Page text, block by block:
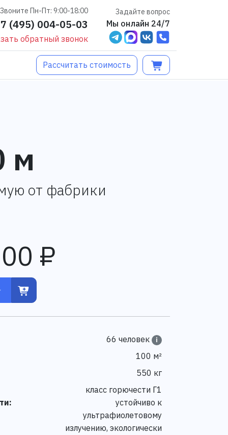
Звоните Пн-Пт: 9:00-18:00
(495) 004-05-03
обратный звонок
Задайте вопрос
Мы онлайн 24/7
Рассчитать стоимость
м
от фабрики
₽
66 человек i
100 м²
550 кг
класс горючести Г1
устойчиво к
ультрафиолетовому
излучению, экологически